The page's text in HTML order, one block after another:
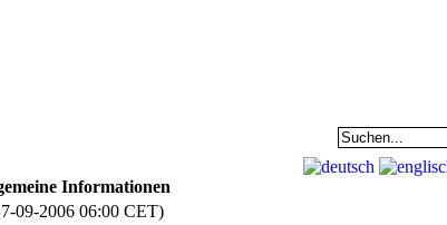
Informationen
09-2006 06:00 CET)